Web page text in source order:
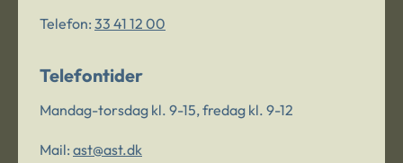
Telefon: 33 41 12 00
Telefontider
Mandag-torsdag kl. 9-15, fredag kl. 9-12
Mail: ast@ast.dk